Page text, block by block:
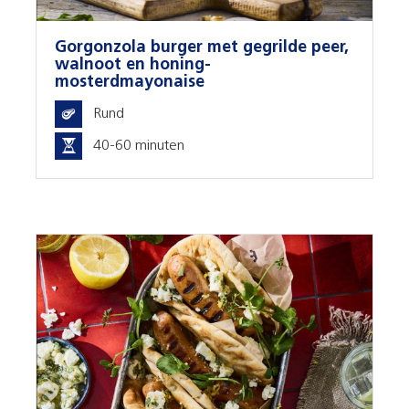
Gorgonzola burger met gegrilde peer,
walnoot en honing-
mosterdmayonaise
Rund
40-60 minuten